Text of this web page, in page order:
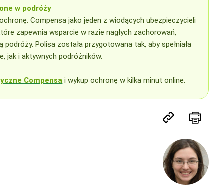
w podróży
Compensa jako jeden z wiodących ubezpieczycieli
zapewnia wsparcie w razie nagłych zachorowań,
Polisa została przygotowana tak, aby spełniała
jak i aktywnych podróżników.
Compensa i wykup ochronę w kilka minut online.